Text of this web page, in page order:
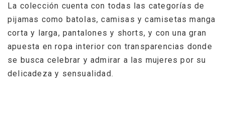
La colección cuenta con todas las categorías de
pijamas como batolas, camisas y camisetas manga
corta y larga, pantalones y shorts, y con una gran
apuesta en ropa interior con transparencias donde
se busca celebrar y admirar a las mujeres por su
delicadeza y sensualidad.